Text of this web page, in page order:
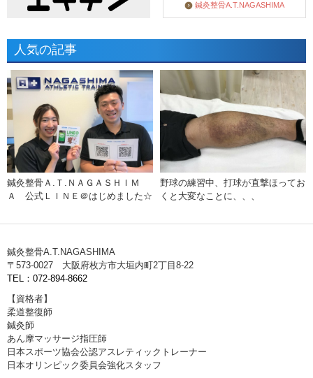
鍼灸整骨A.T.NAGASHIMA
人気の記事
鍼灸整骨Ａ.Ｔ.ＮＡＧＡＳＨＩＭ
Ａ 公式ＬＩＮＥ＠はじめました☆
野球の練習中、打球が直撃ほってお
くと大変なことに、、、
鍼灸整骨A.T.NAGASHIMA
〒573-0027 大阪府枚方市大垣内町2丁目8-22
TEL：072-894-8662
【資格者】
柔道整復師
鍼灸師
あん摩マッサージ指圧師
日本スポーツ協会公認アスレティックトレーナー
日本オリンピック委員会強化スタッフ